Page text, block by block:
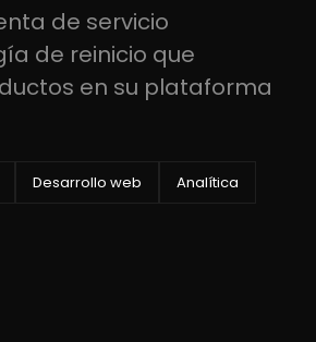
de servicio
de reinicio que
en su plataforma
Desarrollo web Analítica